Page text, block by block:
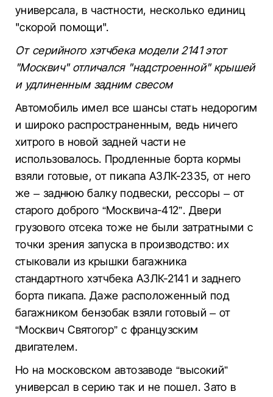
универсала, в частности, несколько единиц
"скорой помощи".
От серийного хэтчбека модели 2141 этот
"Москвич" отличался "надстроенной" крышей
и удлиненным задним свесом
Автомобиль имел все шансы стать недорогим
и широко распространенным, ведь ничего
хитрого в новой задней части не
использовалось. Продленные борта кормы
взяли готовые, от пикапа АЗЛК-2335, от него
же – заднюю балку подвески, рессоры – от
старого доброго “Москвича-412”. Двери
грузового отсека тоже не были затратными с
точки зрения запуска в производство: их
стыковали из крышки багажника
стандартного хэтчбека АЗЛК-2141 и заднего
борта пикапа. Даже расположенный под
багажником бензобак взяли готовый – от
“Москвич Святогор” с французским
двигателем.
Но на московском автозаводе “высокий”
универсал в серию так и не пошел. Зато в